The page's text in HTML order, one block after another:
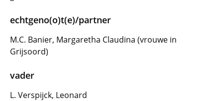
echtgeno(o)t(e)/partner
M.C. Banier, Margaretha Claudina (vrouwe in
Grijsoord)
vader
L. Verspijck, Leonard